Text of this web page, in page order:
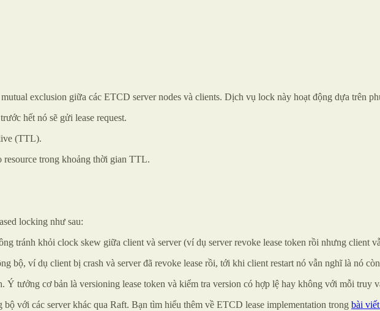
exclusion giữa các ETCD server nodes và clients. Dịch vụ lock này hoạt động dựa trên
hết nó sẽ gửi lease request.
(TTL).
resource trong khoảng thời gian TTL.
locking như sau:
tránh khỏi clock skew giữa client và server (ví dụ server revoke lease token rồi nhưng client
bộ, ví dụ client bị crash và server đã revoke lease rồi, tới khi client restart nó vẫn nghĩ là nó
tưởng cơ bản là versioning lease token và kiểm tra version có hợp lệ hay không với mỗi truy
bộ với các server khác qua Raft. Bạn tìm hiểu thêm về ETCD lease implementation trong bài